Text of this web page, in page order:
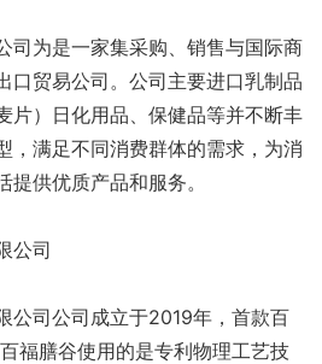
司为是一家集采购、销售与国际商
口贸易公司。公司主要进口乳制品
片）日化用品、保健品等并不断丰
，满足不同消费群体的需求，为消
供优质产品和服务。
公司
公司公司成立于2019年，首款百
福膳谷使用的是专利物理工艺技